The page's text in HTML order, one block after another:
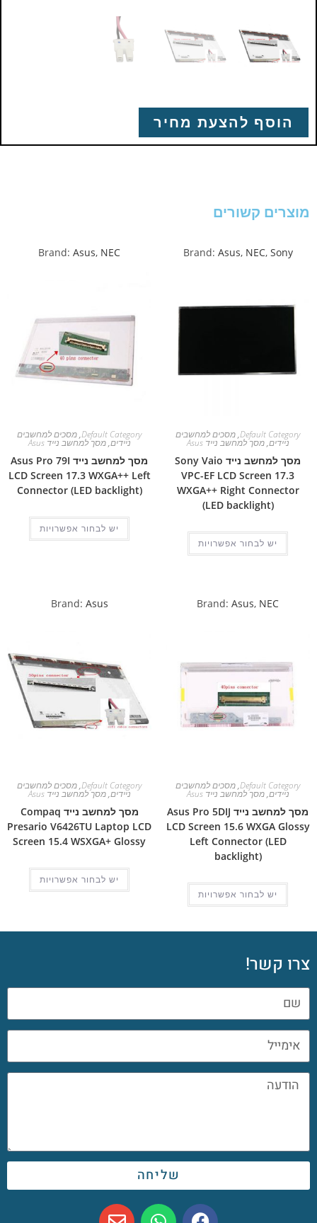
הוסף להצעת מחיר
מוצרים קשורים
Brand: Asus, NEC, Sony
Default Category
,מסכים למחשבים
ניידים,מסך למחשב נייד Asus
מסך למחשב נייד Sony Vaio
VPC-EF LCD Screen 17.3
WXGA++ Right Connector
(LED backlight)
יש לבחור אפשרויות
Brand: Asus, NEC
Default Category
,מסכים למחשבים
ניידים,מסך למחשב נייד Asus
מסך למחשב נייד Asus Pro 79I
LCD Screen 17.3 WXGA++ Left
Connector (LED backlight)
יש לבחור אפשרויות
Brand: Asus, NEC
Default Category
,מסכים למחשבים
ניידים,מסך למחשב נייד Asus
מסך למחשב נייד Asus Pro 5DIJ
LCD Screen 15.6 WXGA Glossy
Left Connector (LED
backlight)
יש לבחור אפשרויות
Brand: Asus
Default Category
,מסכים למחשבים
ניידים,מסך למחשב נייד Asus
מסך למחשב נייד Compaq
Presario V6426TU Laptop LCD
Screen 15.4 WSXGA+ Glossy
יש לבחור אפשרויות
צרו קשר!
שליחה